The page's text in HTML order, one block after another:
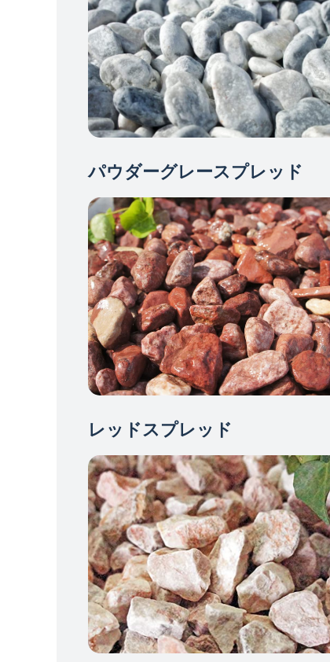
パウダーグレースプレッド
レッドスプレッド